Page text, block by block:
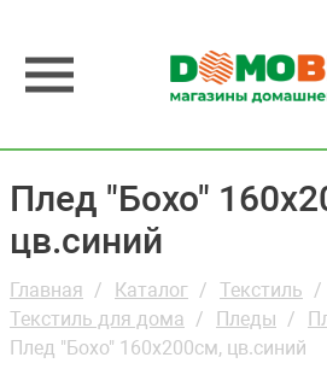
Плед "Бохо"
цв.синий
Главная Каталог
Текстиль
Текстиль для дома
Пледы
Плед "Бохо" 160х200см, цв.синий